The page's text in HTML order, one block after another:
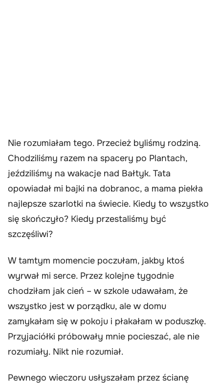
Nie rozumiałam tego. Przecież byliśmy rodziną.
Chodziliśmy razem na spacery po Plantach,
jeździliśmy na wakacje nad Bałtyk. Tata
opowiadał mi bajki na dobranoc, a mama piekła
najlepsze szarlotki na świecie. Kiedy to wszystko
się skończyło? Kiedy przestaliśmy być
szczęśliwi?
W tamtym momencie poczułam, jakby ktoś
wyrwał mi serce. Przez kolejne tygodnie
chodziłam jak cień – w szkole udawałam, że
wszystko jest w porządku, ale w domu
zamykałam się w pokoju i płakałam w poduszkę.
Przyjaciółki próbowały mnie pocieszać, ale nie
rozumiały. Nikt nie rozumiał.
Pewnego wieczoru usłyszałam przez ścianę